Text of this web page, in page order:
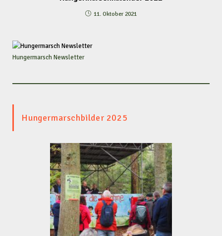
11. Oktober 2021
Hungermarsch Newsletter
Hungermarschbilder 2025